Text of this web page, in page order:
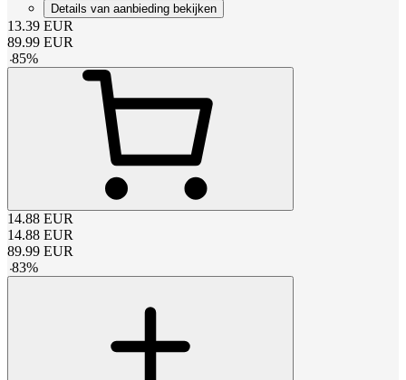
Details van aanbieding bekijken
13.39 EUR
89.99 EUR
-85%
14.88 EUR
14.88 EUR
89.99 EUR
-83%